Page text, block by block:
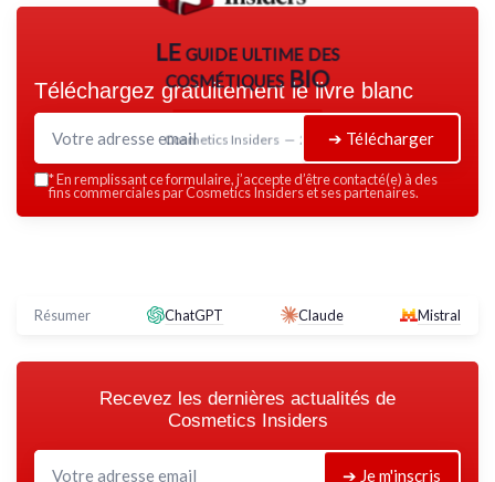
LE guide ultime des
cosmétiques BIO
Cosmetics Insiders — 2026
Téléchargez gratuitement le livre blanc
➔ Télécharger
*En remplissant ce formulaire, j’accepte d’être contacté(e) à des
fins commerciales par Cosmetics Insiders et ses partenaires.
Résumer ChatGPT Claude Mistral
Recevez les dernières actualités de
Cosmetics Insiders
➔ Je m'inscris